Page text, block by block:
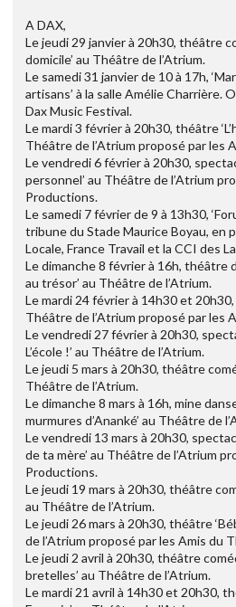
A DAX,
Le jeudi 29 janvier à 20h30, théâtre
domicile’ au Théâtre de l’Atrium.
Le samedi 31 janvier de 10 à 17h,
artisans’ à la salle Amélie Charrière.
Dax Music Festival.
Le mardi 3 février à 20h30, théâtre
Théâtre de l’Atrium proposé par les
Le vendredi 6 février à 20h30,
personnel’ au Théâtre de l’Atrium
Productions.
Le samedi 7 février de 9 à 13h30,
tribune du Stade Maurice Boyau, en
Locale, France Travail et la CCI des
Le dimanche 8 février à 16h, théâtre
au trésor’ au Théâtre de l’Atrium.
Le mardi 24 février à 14h30 et
Théâtre de l’Atrium proposé par les
Le vendredi 27 février à 20h30,
L’école !’ au Théâtre de l’Atrium.
Le jeudi 5 mars à 20h30, théâtre
Théâtre de l’Atrium.
Le dimanche 8 mars à 16h, mine
murmures d’Ananké’ au Théâtre de
Le vendredi 13 mars à 20h30,
de ta mère’ au Théâtre de l’Atrium
Productions.
Le jeudi 19 mars à 20h30, théâtre
au Théâtre de l’Atrium.
Le jeudi 26 mars à 20h30, théâtre
de l’Atrium proposé par les Amis du
Le jeudi 2 avril à 20h30, théâtre
bretelles’ au Théâtre de l’Atrium.
Le mardi 21 avril à 14h30 et 20h30,